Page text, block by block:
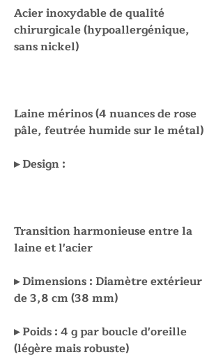
Acier inoxydable de qualité
chirurgicale (hypoallergénique,
sans nickel)
Laine mérinos (4 nuances de rose
pâle, feutrée humide sur le métal)
▸ Design :
Transition harmonieuse entre la
laine et l'acier
▸ Dimensions : Diamètre extérieur
de 3,8 cm (38 mm)
▸ Poids : 4 g par boucle d'oreille
(légère mais robuste)